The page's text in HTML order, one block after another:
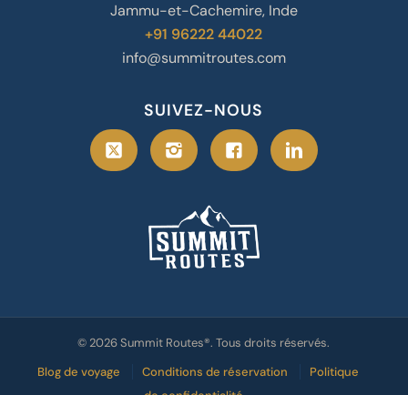
Jammu-et-Cachemire, Inde
+91 96222 44022
info@summitroutes.com
SUIVEZ-NOUS
© 2026 Summit Routes®. Tous droits réservés.
Blog de voyage
Conditions de réservation
Politique